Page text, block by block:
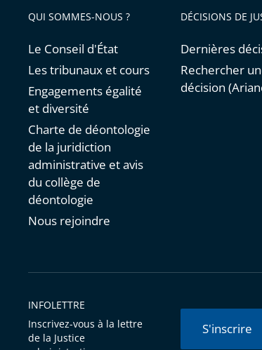
QUI SOMMES-NOUS ?
Le Conseil d'État
Les tribunaux et cours
Engagements égalité
et diversité
Charte de déontologie
de la juridiction
administrative et avis
du collège de
déontologie
Nous rejoindre
DÉCISIONS DE
Dernières
Rechercher
décision
INFOLETTRE
Inscrivez-vous à la lettre
de la Justice
S'inscrire